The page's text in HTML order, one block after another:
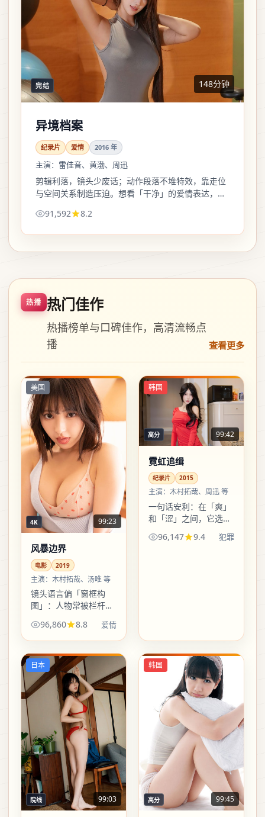
完结 148分钟
异境档案
纪录片 爱情 2016 年
主演： 雷佳音、黄渤、周迅
剪辑利落，镜头少废话；动作段落不堆特效，靠走位
与空间关系制造压迫。想看「干净」的爱情表达，这
91,592 8.2
热播 热门佳作
热播榜单与口碑佳作，高清流畅点
播
查看更多
美国
4K 99:23
风暴边界
电影 2019
主演： 木村拓哉、汤唯 等
镜头语言偏「窗框构
图」：人物常被栏杆、
暗示现代人无处不被困
住，却又总想探头看一
眼外面。
96,860 8.8 爱情
韩国
高分 99:42
霓虹追缉
纪录片 2015
主演： 木村拓哉、周迅 等
一句话安利：在「爽」
和「涩」之间，它选了
多是吞咽之后的回味。
96,147 9.4 犯罪
日本
院线 99:03
韩国
高分 99:45